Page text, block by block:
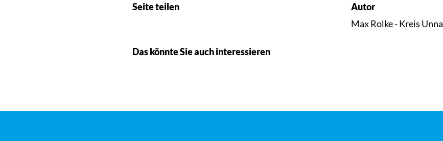
Seite teilen
Autor
Max Rolke - Kreis Unna
Das könnte Sie auch interessieren